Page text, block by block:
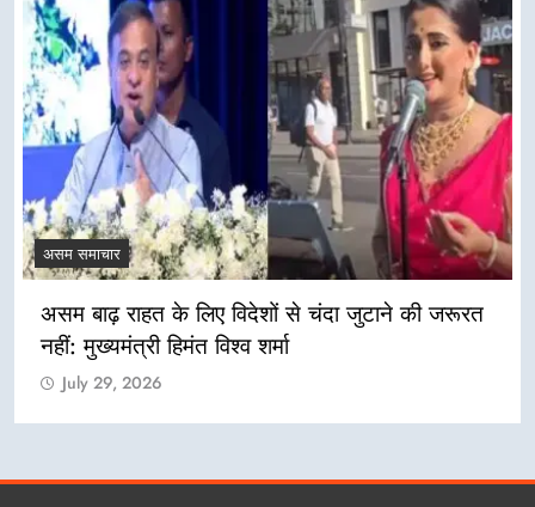
असम समाचार
असम बाढ़ राहत के लिए विदेशों से चंदा जुटाने की जरूरत
नहीं: मुख्यमंत्री हिमंत विश्व शर्मा
July 29, 2026